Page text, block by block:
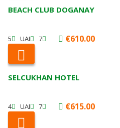
BEACH CLUB DOGANAY
5 UAI 7 €610.00
SELCUKHAN HOTEL
4 UAI 7 €615.00